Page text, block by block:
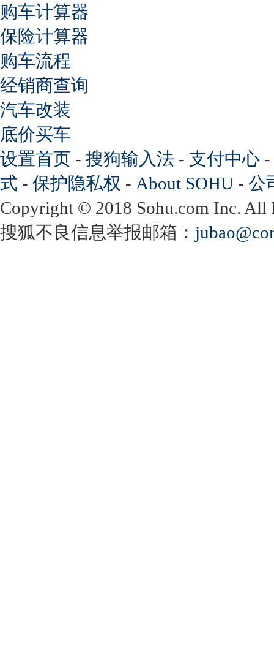
购车计算器
保险计算器
购车流程
经销商查询
汽车改装
底价买车
设置首页 - 搜狗输入法 - 支付中心 -
式 - 保护隐私权 - About SOHU - 公
Copyright © 2018 Sohu.com Inc.
搜狐不良信息举报邮箱：